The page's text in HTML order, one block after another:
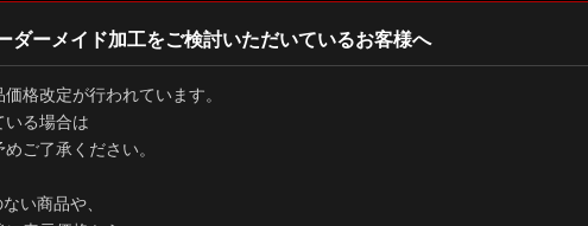
ーメイド加工をご検討いただいているお客様へ
格改定が行われています。
いる場合は
ご了承ください。
い商品や、